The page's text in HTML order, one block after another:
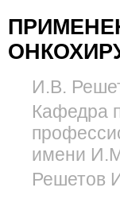
И.В.
Кафедра
имени
Решетов